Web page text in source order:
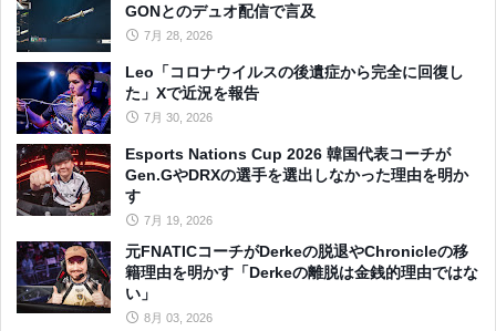
GONとのデュオ配信で言及
7月 28, 2026
Leo「コロナウイルスの後遺症から完全に回復し
た」Xで近況を報告
7月 30, 2026
Esports Nations Cup 2026 韓国代表コーチが
Gen.GやDRXの選手を選出しなかった理由を明か
す
7月 19, 2026
元FNATICコーチがDerkeの脱退やChronicleの移
籍理由を明かす「Derkeの離脱は金銭的理由ではな
い」
8月 03, 2026